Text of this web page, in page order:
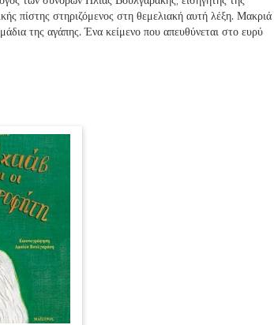
πίστης στηριζόμενος στη θεμελιακή αυτή λέξη. Μακριά
της αγάπης. Ένα κείμενο που απευθύνεται στο ευρύ